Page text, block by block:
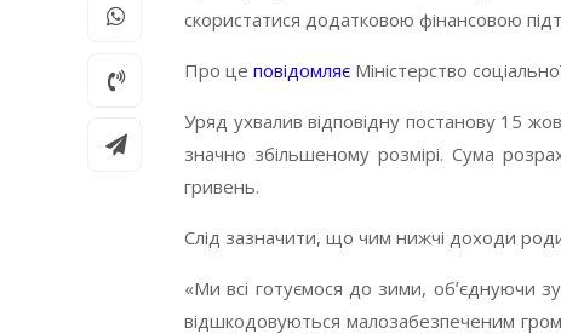
скористатися додатковою фінансовою
Про це повідомляє Міністерство
Уряд ухвалив відповідну постанову 15
значно збільшеному розмірі. Сума
гривень.
Слід зазначити, що чим нижчі доходи
«Ми всі готуємося до зими, обʼєднуючи
відшкодовуються малозабезпеченим